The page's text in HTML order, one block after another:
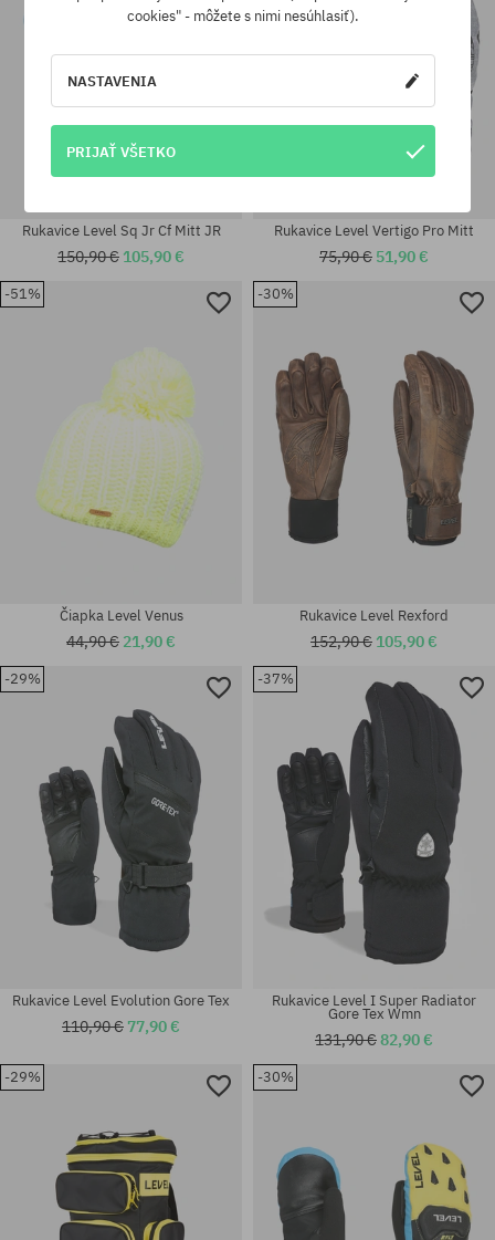
Dostupné veľkosti:
Rukavice Level Sq Jr Cf Mitt JR
150,90 € 105,90 €
Dostupné veľkosti:
Rukavice Level Vertigo Pro Mitt
75,90 € 51,90 €
-51%
Čiapka Level Venus
44,90 € 21,90 €
-30%
Rukavice Level Rexford
152,90 € 105,90 €
-29%
Rukavice Level Evolution Gore Tex
110,90 € 77,90 €
-37%
Rukavice Level I Super Radiator
Gore Tex Wmn
131,90 €82,90 €
-29% -30%
cookies" - môžete s nimi nesúhlasiť).
NASTAVENIA
PRIJAŤ VŠETKO